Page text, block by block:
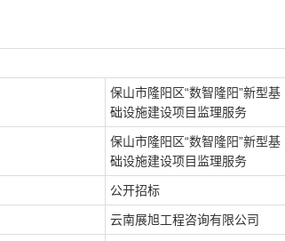
保山市隆阳区“数智隆阳”新型基
础设施建设项目监理服务
保山市隆阳区“数智隆阳”新型基
础设施建设项目监理服务
公开招标
云南展旭工程咨询有限公司